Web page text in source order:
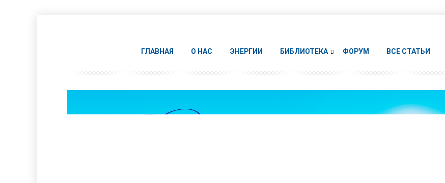
ГЛАВНАЯ О НАС ЭНЕРГИИ БИБЛИОТЕКА ФОРУМ ВСЕ СТАТЬИ